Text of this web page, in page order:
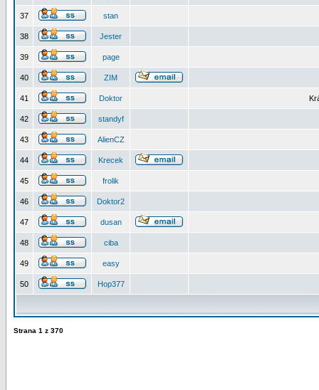
37 stan
38 Jester
39 page
40 ZIM
41 Doktor
42 standyf
43 AlienCZ
44 Krecek
45 frolik
46 Doktor2
47 dusan
48 ciba
49 easy
50 Hop377
Strana 1 z 370